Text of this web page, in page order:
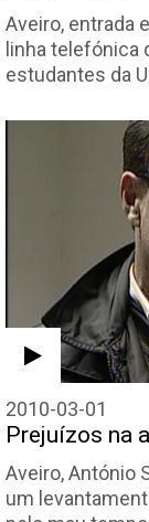
Aveiro, entrada
linha telefónica
estudantes da
2010-03-01
Prejuízos na
Aveiro, António
um